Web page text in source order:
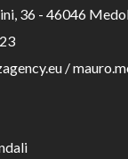
36 - 46046
/